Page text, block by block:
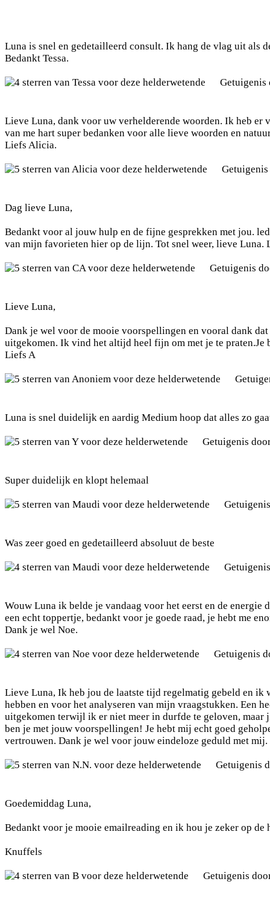
Luna is snel en gedetailleerd consult. Ik hang de vlag uit als
Bedankt Tessa.
Lieve Luna, dank voor uw verhelderende woorden. Ik heb
van me hart super bedanken voor alle lieve woorden en
Liefs Alicia.
Dag lieve Luna,
Bedankt voor al jouw hulp en de fijne gesprekken met jou.
van mijn favorieten hier op de lijn. Tot snel weer, lieve
Getuigenis
Lieve Luna,
Dank je wel voor de mooie voorspellingen en vooral dank
uitgekomen. Ik vind het altijd heel fijn om met je te praten.Je
Liefs A
Luna is snel duidelijk en aardig Medium hoop dat alles zo
Getuigenis
Super duidelijk en klopt helemaal
Was zeer goed en gedetailleerd absoluut de beste
Wouw Luna ik belde je vandaag voor het eerst en de
een echt toppertje, bedankt voor je goede raad, je hebt me
Dank je wel Noe.
Getuigenis
Lieve Luna, Ik heb jou de laatste tijd regelmatig gebeld en
hebben en voor het analyseren van mijn vraagstukken. Een
uitgekomen terwijl ik er niet meer in durfde te geloven,
ben je met jouw voorspellingen! Je hebt mij echt goed
vertrouwen. Dank je wel voor jouw eindeloze geduld met
Getuigenis
Goedemiddag Luna,
Bedankt voor je mooie emailreading en ik hou je zeker op
Knuffels
Getuigenis